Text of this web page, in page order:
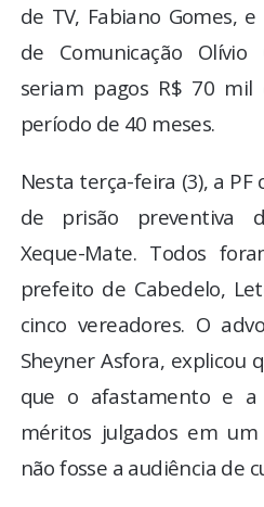
de TV, Fabiano Gomes,
de Comunicação Olívio
seriam pagos R$ 70
período de 40 meses.
Nesta terça-feira (3), a
de prisão preventiva
Xeque-Mate. Todos
prefeito de Cabedelo,
cinco vereadores. O
Sheyner Asfora, explicou
que o afastamento e a
méritos julgados em
não fosse a audiência de